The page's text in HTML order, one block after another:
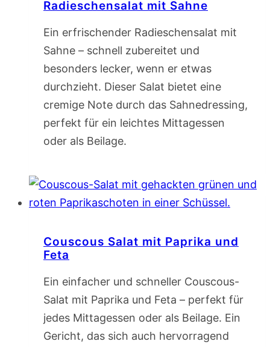
Radieschensalat mit Sahne
Ein erfrischender Radieschensalat mit
Sahne – schnell zubereitet und
besonders lecker, wenn er etwas
durchzieht. Dieser Salat bietet eine
cremige Note durch das Sahnedressing,
perfekt für ein leichtes Mittagessen
oder als Beilage.
Couscous Salat mit Paprika und
Feta
Ein einfacher und schneller Couscous-
Salat mit Paprika und Feta – perfekt für
jedes Mittagessen oder als Beilage. Ein
Gericht, das sich auch hervorragend